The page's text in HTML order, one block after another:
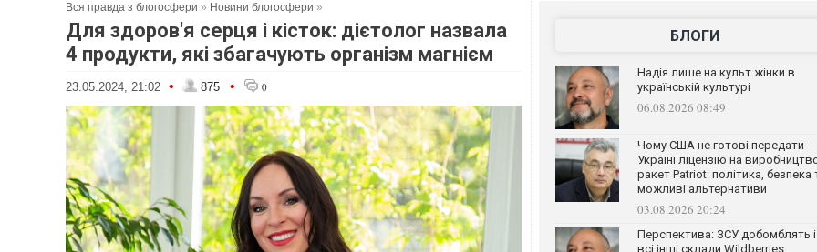
Вся правда з блогосфери » Новини блогосфери »
Для здоров'я серця і кісток: дієтолог назвала
4 продукти, які збагачують організм магнієм
23.05.2024, 21:02 • 875 • 0
БЛОГИ
Надія лише на культ жінки в
українській культурі
06.08.2026 08:49
Чому США не готові передати
Україні ліцензію на
ракет Patriot: політика, безпека
можливі альтернативи
03.08.2026 20:24
Перспектива: ЗСУ добомблять і
всі інші склади Wildberries